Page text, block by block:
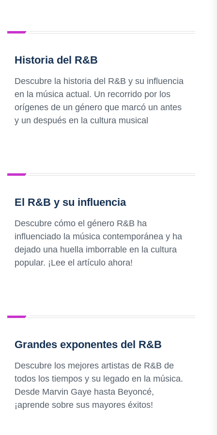
Historia del R&B
Descubre la historia del R&B y su influencia
en la música actual. Un recorrido por los
orígenes de un género que marcó un antes
y un después en la cultura musical
El R&B y su influencia
Descubre cómo el género R&B ha
influenciado la música contemporánea y ha
dejado una huella imborrable en la cultura
popular. ¡Lee el artículo ahora!
Grandes exponentes del R&B
Descubre los mejores artistas de R&B de
todos los tiempos y su legado en la música.
Desde Marvin Gaye hasta Beyoncé,
¡aprende sobre sus mayores éxitos!